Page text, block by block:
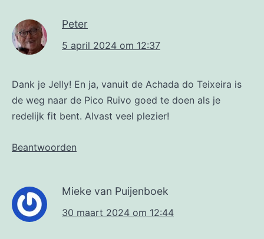
Peter
5 april 2024 om 12:37
Dank je Jelly! En ja, vanuit de Achada do Teixeira is
de weg naar de Pico Ruivo goed te doen als je
redelijk fit bent. Alvast veel plezier!
Beantwoorden
Mieke van Puijenboek
30 maart 2024 om 12:44